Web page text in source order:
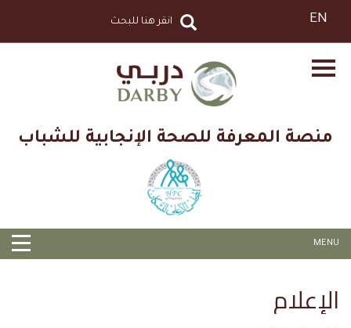
EN
منصة المعرفة للصحة الإنجابية للشباب
MENU
الإعلام